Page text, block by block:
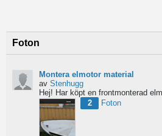
Foton
Montera elmotor material
av Stenhugg
2
Foton